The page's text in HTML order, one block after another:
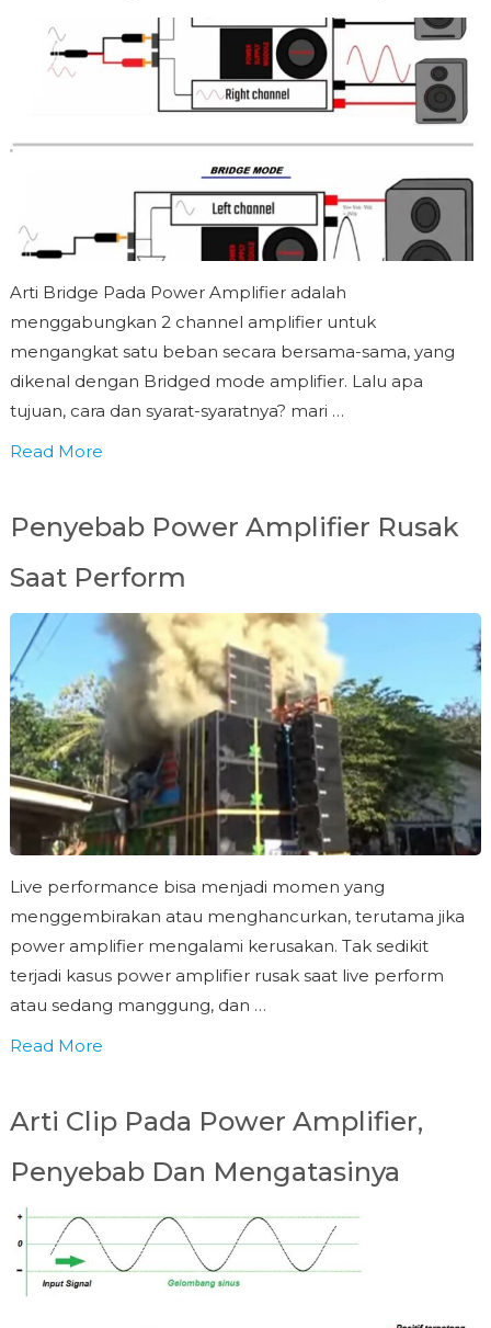
Arti Bridge Pada Power Amplifier adalah
menggabungkan 2 channel amplifier untuk
mengangkat satu beban secara bersama-sama, yang
dikenal dengan Bridged mode amplifier. Lalu apa
tujuan, cara dan syarat-syaratnya? mari …
Read More
Penyebab Power Amplifier Rusak
Saat Perform
Live performance bisa menjadi momen yang
menggembirakan atau menghancurkan, terutama jika
power amplifier mengalami kerusakan. Tak sedikit
terjadi kasus power amplifier rusak saat live perform
atau sedang manggung, dan …
Read More
Arti Clip Pada Power Amplifier,
Penyebab Dan Mengatasinya